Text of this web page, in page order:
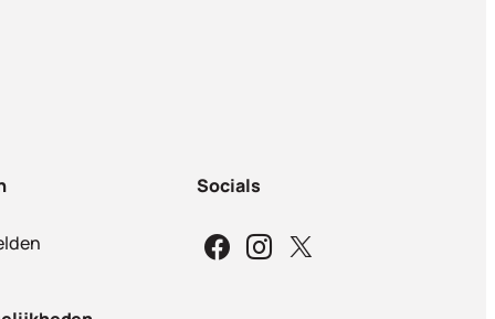
Socials